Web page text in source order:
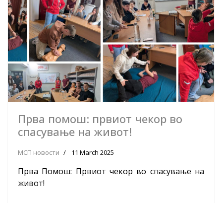
Прва помош: првиот чекор во
спасување на живот!
МСП новости 11 March 2025
Прва Помош: Првиот чекор во спасување на
живот!